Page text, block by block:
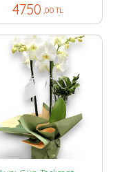
4750 ,00 TL